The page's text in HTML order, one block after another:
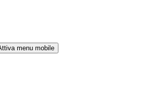
menu mobile